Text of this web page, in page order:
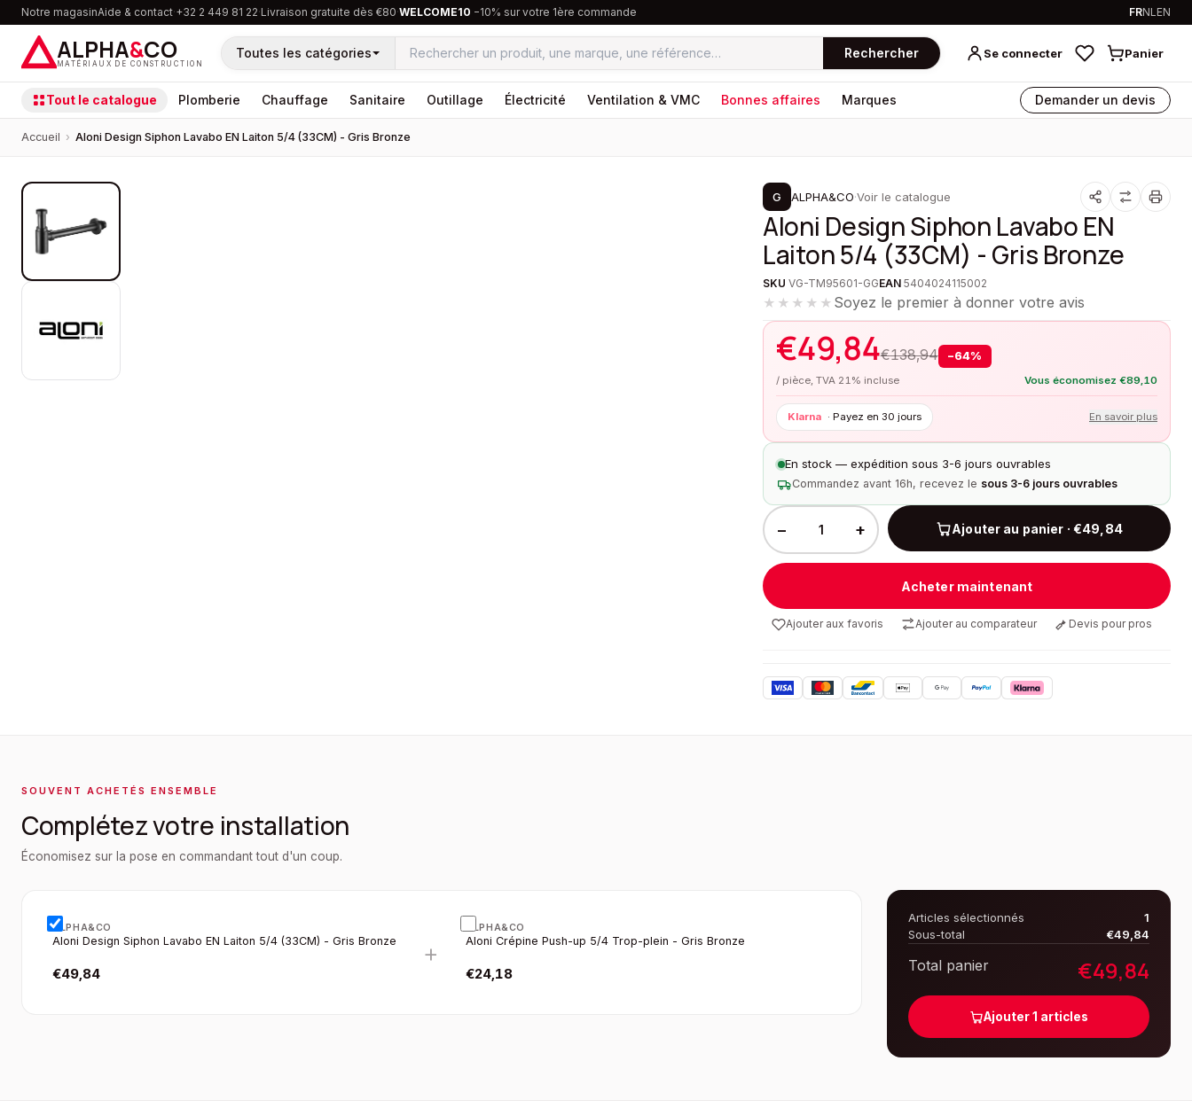
Notre magasinAide & contact·+32 2 449 81 22·Livraison gratuite dès €80·WELCOME10 −10% sur votre 1ère commande FRNLEN
ALPHA&CO
MATÉRIAUX DE CONSTRUCTION
Toutes les catégories Rechercher Se connecter Panier
Tout le catalogue Plomberie Chauffage Sanitaire Outillage Électricité Ventilation & VMC Bonnes affaires Marques Demander un devis
Accueil › Aloni Design Siphon Lavabo EN Laiton 5/4 (33CM) - Gris Bronze
G ALPHA&CO·Voir le catalogue
Aloni Design Siphon Lavabo EN
Laiton 5/4 (33CM) - Gris Bronze
SKU VG-TM95601-GGEAN 5404024115002
★★★★★ Soyez le premier à donner votre avis
€49,84€138,94 −64%
/ pièce, TVA 21% incluse Vous économisez €89,10
Klarna · Payez en 30 jours En savoir plus
En stock — expédition sous 3-6 jours ouvrables
Commandez avant 16h, recevez le sous 3-6 jours ouvrables
− + Ajouter au panier · €49,84
Acheter maintenant
Ajouter aux favoris Ajouter au comparateur Devis pour pros
SOUVENT ACHETÉS ENSEMBLE
Complétez votre installation
Économisez sur la pose en commandant tout d'un coup.
ALPHA&CO
Aloni Design Siphon Lavabo EN Laiton 5/4 (33CM) - Gris Bronze
€49,84
+
ALPHA&CO
Aloni Crépine Push-up 5/4 Trop-plein - Gris Bronze
€24,18
Articles sélectionnés
1
Sous-total
€49,84
Total panier €49,84
Ajouter1 articles